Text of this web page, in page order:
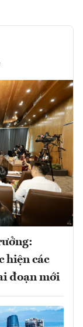
hiện các
đoạn mới